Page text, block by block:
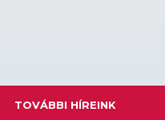
TOVÁBBI HÍREINK